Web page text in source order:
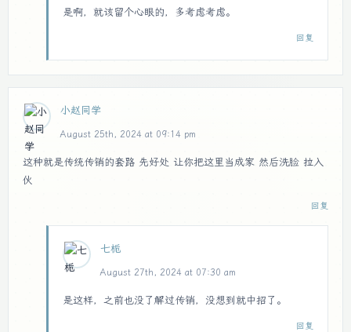
是啊，就该留个心眼的，多考虑考虑。
回复
小赵同学
August 25th, 2024 at 09:14 pm
这种就是传统传销的套路 先好处 让你把这里当成家 然后洗脸 拉入
伙
回复
七栀
August 27th, 2024 at 07:30 am
是这样，之前也没了解过传销，没想到就中招了。
回复